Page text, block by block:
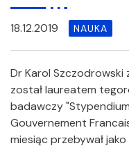
18.12.2019 NAUKA
Dr Karol Szczodrowski
został laureatem
badawczy
Gouvernement
miesiąc przebywał